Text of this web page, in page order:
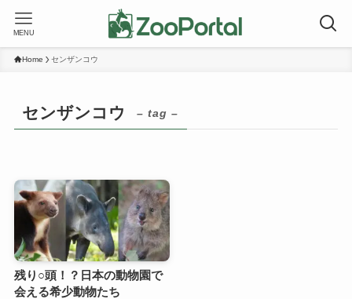
MENU
Home センザンコウ
センザンコウ – tag –
残り○頭！？日本の動物園で
会える希少動物たち